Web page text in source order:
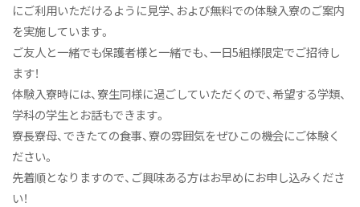
にご利用いただけるように見学、および無料での体験入寮のご案内
を実施しています。
ご友人と一緒でも保護者様と一緒でも、一日5組様限定でご招待し
ます！
体験入寮時には、寮生同様に過ごしていただくので、希望する学類、
学科の学生とお話もできます。
寮長寮母、できたての食事、寮の雰囲気をぜひこの機会にご体験く
ださい。
先着順となりますので、ご興味ある方はお早めにお申し込みくださ
い！